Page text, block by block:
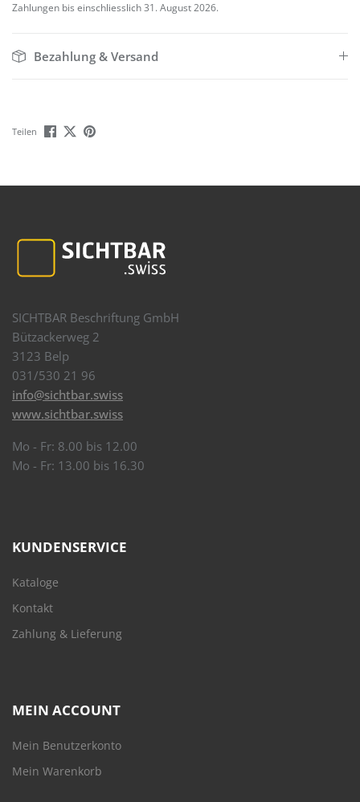
Zahlungen bis einschliesslich 31. August 2026.
Bezahlung & Versand
Teilen
SICHTBAR Beschriftung GmbH
Bützackerweg 2
3123 Belp
031/530 21 96
info@sichtbar.swiss
www.sichtbar.swiss
Mo - Fr: 8.00 bis 12.00
Mo - Fr: 13.00 bis 16.30
KUNDENSERVICE
Kataloge
Kontakt
Zahlung & Lieferung
MEIN ACCOUNT
Mein Benutzerkonto
Mein Warenkorb